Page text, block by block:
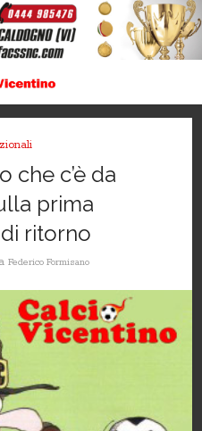
che c’è da
prima
ritorno
Federico Formisano